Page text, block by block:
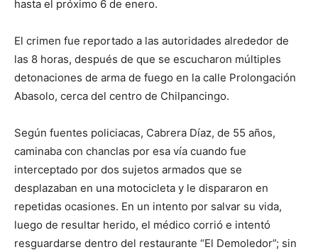
hasta el próximo 6 de enero.
El crimen fue reportado a las autoridades alrededor de
las 8 horas, después de que se escucharon múltiples
detonaciones de arma de fuego en la calle Prolongación
Abasolo, cerca del centro de Chilpancingo.
Según fuentes policiacas, Cabrera Díaz, de 55 años,
caminaba con chanclas por esa vía cuando fue
interceptado por dos sujetos armados que se
desplazaban en una motocicleta y le dispararon en
repetidas ocasiones. En un intento por salvar su vida,
luego de resultar herido, el médico corrió e intentó
resguardarse dentro del restaurante “El Demoledor”; sin